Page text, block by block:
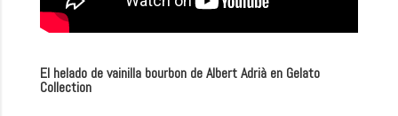
El helado de vainilla bourbon de Albert Adrià en Gelato
Collection